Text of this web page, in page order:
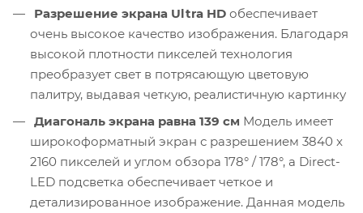
Разрешение экрана Ultra HD обеспечивает
очень высокое качество изображения. Благодаря
высокой плотности пикселей технология
преобразует свет в потрясающую цветовую
палитру, выдавая четкую, реалистичную картинку
Диагональ экрана равна 139 см Модель имеет
широкоформатный экран с разрешением 3840 x
2160 пикселей и углом обзора 178° / 178°, а Direct-
LED подсветка обеспечивает четкое и
детализированное изображение. Данная модель